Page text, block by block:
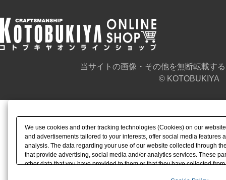
当サイトの画像・その他を無断転載す
© KOTOBUKIYA
We use cookies and other tracking technologies (Cookies) on our
and advertisements tailored to your interests, offer social media features
analysis. The data regarding your use of our website collected through
that provide advertising, social media and/or analytics services. These
other data that you have provided to them or that they have collected